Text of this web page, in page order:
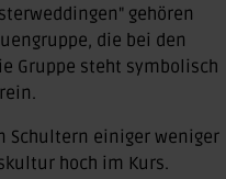
gehören
die bei den
Gruppe steht symbolisch
Schultern einiger weniger
hoch im Kurs.